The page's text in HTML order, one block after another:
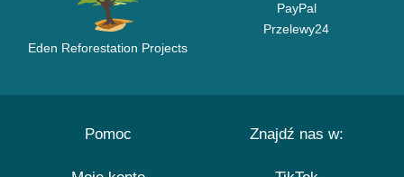
Eden Reforestation Projects
PayPal
Przelewy24
Pomoc Znajdź nas w: